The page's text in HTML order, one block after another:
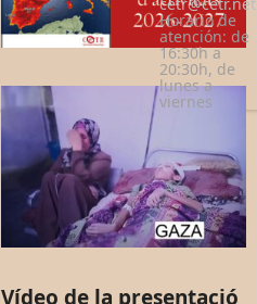
Vídeo de la presentació
Horario de
atención: de
16:30h a
20:30h, de
lunes a
viernes